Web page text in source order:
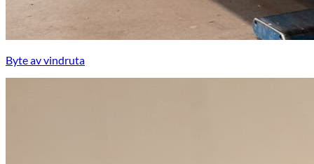
Byte av vindruta